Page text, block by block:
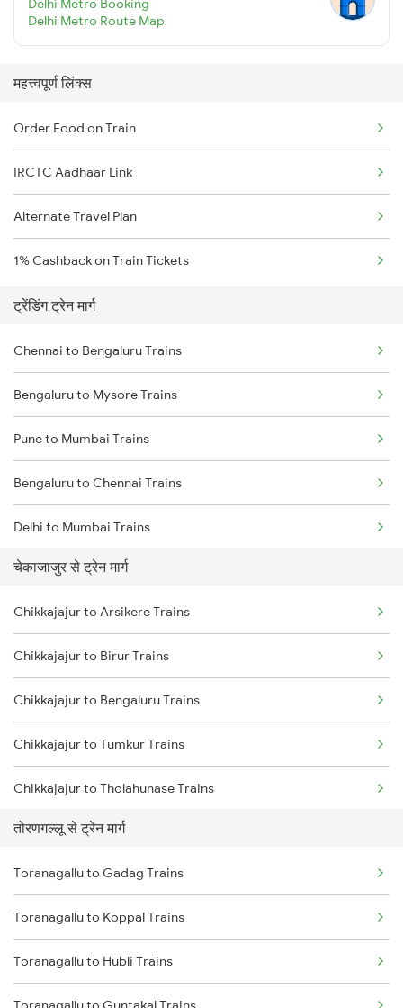
Delhi Metro Booking
Delhi Metro Route Map
महत्त्वपूर्ण लिंक्स
Order Food on Train
IRCTC Aadhaar Link
Alternate Travel Plan
1% Cashback on Train Tickets
ट्रेंडिंग ट्रेन मार्ग
Chennai to Bengaluru Trains
Bengaluru to Mysore Trains
Pune to Mumbai Trains
Bengaluru to Chennai Trains
Delhi to Mumbai Trains
Mumbai to Pune Trains
Delhi to Jammu Trains
Mumbai to Delhi Trains
Mumbai to Goa Trains
Chennai to Coimbatore Trains
चेकाजाजुर से ट्रेन मार्ग
Chikkajajur to Arsikere Trains
Chikkajajur to Birur Trains
Chikkajajur to Bengaluru Trains
Chikkajajur to Tumkur Trains
Chikkajajur to Tholahunase Trains
Chikkajajur to Kadur Trains
Chikkajajur to Hubli Trains
Chikkajajur to Tiptur Trains
Chikkajajur to Yadgir Trains
तोरणगल्लू से ट्रेन मार्ग
Toranagallu to Gadag Trains
Toranagallu to Koppal Trains
Toranagallu to Hubli Trains